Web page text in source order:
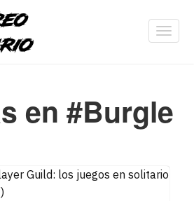
en #Burgle